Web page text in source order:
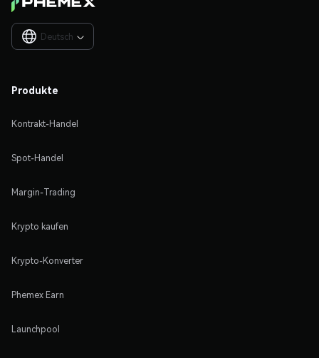
Deutsch 
Produkte
Kontrakt-Handel
Spot-Handel
Margin-Trading
Krypto kaufen
Krypto-Konverter
Phemex Earn
Launchpool